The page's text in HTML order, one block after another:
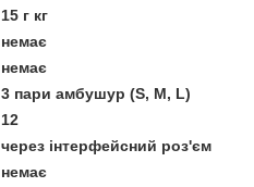
15 г кг
немає
немає
3 пари амбушур (S, M, L)
12
через інтерфейсний роз'єм
немає